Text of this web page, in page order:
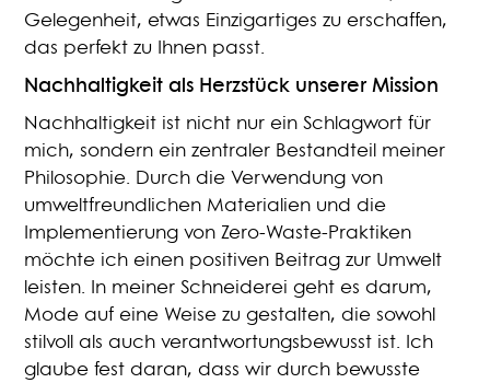
Gelegenheit, etwas Einzigartiges zu erschaffen,
das perfekt zu Ihnen passt.
Nachhaltigkeit als Herzstück unserer Mission
Nachhaltigkeit ist nicht nur ein Schlagwort für
mich, sondern ein zentraler Bestandteil meiner
Philosophie. Durch die Verwendung von
umweltfreundlichen Materialien und die
Implementierung von Zero-Waste-Praktiken
möchte ich einen positiven Beitrag zur Umwelt
leisten. In meiner Schneiderei geht es darum,
Mode auf eine Weise zu gestalten, die sowohl
stilvoll als auch verantwortungsbewusst ist. Ich
glaube fest daran, dass wir durch bewusste